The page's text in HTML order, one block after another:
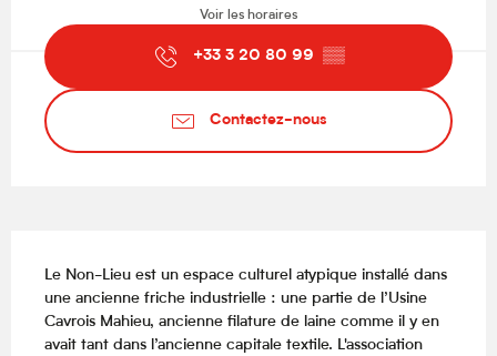
Voir les horaires
+33 3 20 80 99 ▒▒
Contactez-nous
Le Non-Lieu est un espace culturel atypique installé dans
une ancienne friche industrielle : une partie de l’Usine
Cavrois Mahieu, ancienne filature de laine comme il y en
avait tant dans l’ancienne capitale textile. L'association